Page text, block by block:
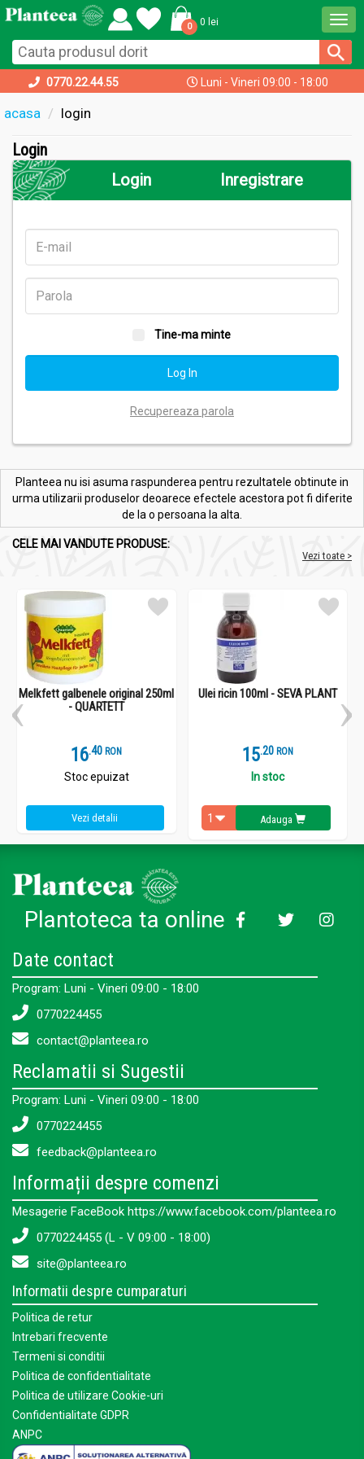
0 0 lei
0770.22.44.55 Luni - Vineri 09:00 - 18:00
acasa login
Login
Login
Inregistrare
Tine-ma minte
Recupereaza parola
Planteea nu isi asuma raspunderea pentru rezultatele obtinute in
urma utilizarii produselor deoarece efectele acestora pot fi diferite
de la o persoana la alta.
CELE MAI VANDUTE PRODUSE:
Vezi toate >
Melkfett galbenele original 250ml
- QUARTETT
16.4 RON
Stoc epuizat
Vezi detalii
Ulei ricin 100ml - SEVA PLANT
15.2 RON
In stoc
Adauga
Plantoteca ta online
Date contact
Program: Luni - Vineri 09:00 - 18:00
0770224455
contact@planteea.ro
Reclamatii si Sugestii
Program: Luni - Vineri 09:00 - 18:00
0770224455
feedback@planteea.ro
Informații despre comenzi
Mesagerie FaceBook https://www.facebook.com/planteea.ro
0770224455 (L - V 09:00 - 18:00)
site@planteea.ro
Informatii despre cumparaturi
Politica de retur
Intrebari frecvente
Termeni si conditii
Politica de confidentialitate
Politica de utilizare Cookie-uri
Confidentialitate GDPR
ANPC